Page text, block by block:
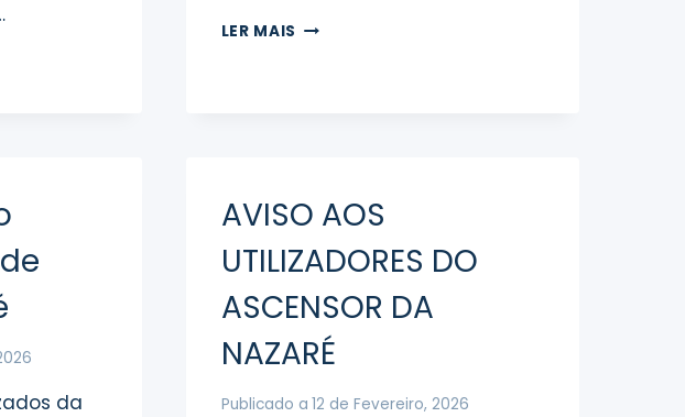
LER MAIS COMUNICADO
da
AVISO AOS
UTILIZADORES DO
ASCENSOR DA
NAZARÉ
Publicado a 12 de Fevereiro, 2026